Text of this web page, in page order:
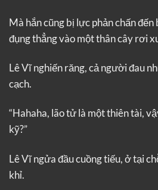
Mà hắn cũng bị lực phản chấn
đụng thẳng vào một thân cây rơi
Lê Vĩ nghiến răng, cả người đau
cạch.
“Hahaha, lão tử là một thiên tài,
kỹ?”
Lê Vĩ ngửa đầu cuồng tiếu, ở tại
khỉ.